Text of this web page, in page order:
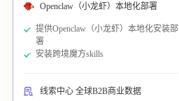
Openclaw（小龙虾）本地化部署
提供Openclaw（小龙虾）本地化安装部
署
安装跨境魔方skills
线索中心 全球B2B商业数据